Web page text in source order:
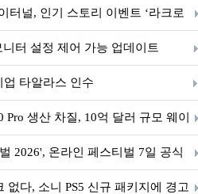
터널, 인기 스토리 이벤트 ‘라크로
념 이벤트 실시!
터 설정 제어 가능 업데이트
타알라스 인수
생산 차질, 10억 달러 규모 웨이
2026', 온라인 페스티벌 7일 공식
없다, 소니 PS5 신규 패키지에 경고